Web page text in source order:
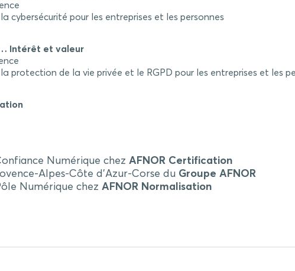
cybersécurité pour les entreprises et les personnes
Intérêt et valeur
protection de la vie privée et le RGPD pour les entreprises et les
Numérique chez AFNOR Certification
Alpes-Côte d’Azur-Corse du Groupe AFNOR
Numérique chez AFNOR Normalisation